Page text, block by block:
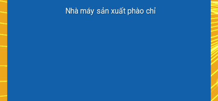
Nhà máy sản xuất phào chỉ